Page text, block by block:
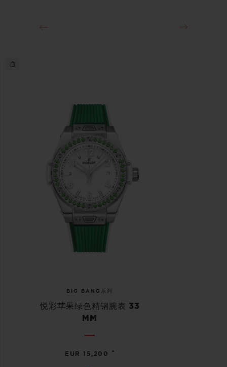
BIG BANG系列
悦彩苹果绿色精钢腕表 33
MM
EUR 15,200 •